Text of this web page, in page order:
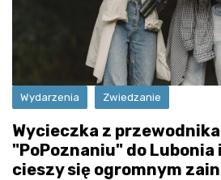
Wydarzenia Zwiedzanie
Wycieczka z
"PoPoznaniu" do Lubonia
cieszy się ogromnym